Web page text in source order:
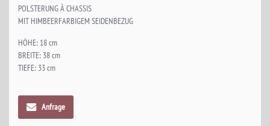
POLSTERUNG À CHASSIS
MIT HIMBEERFARBIGEM SEIDENBEZUG
HÖHE: 18 cm
BREITE: 38 cm
TIEFE: 33 cm
Anfrage